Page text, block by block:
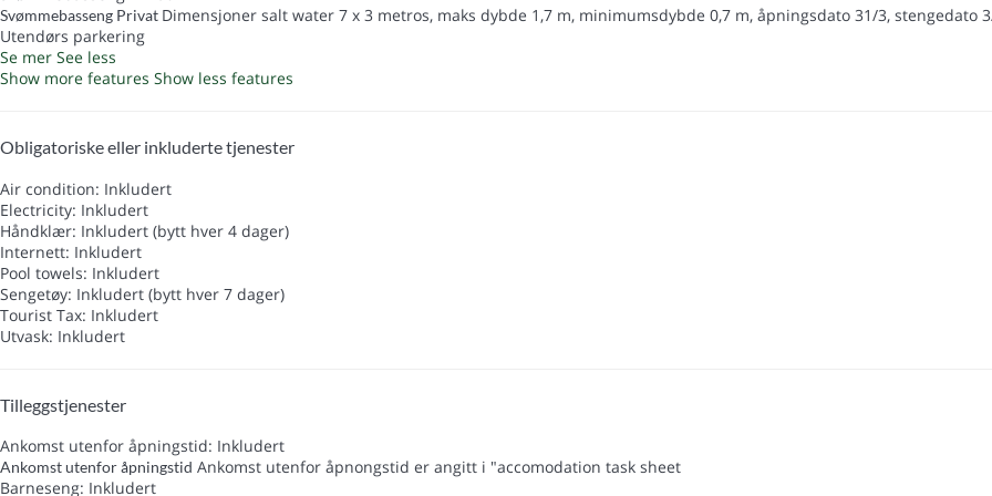
Svømmebasseng Privat Dimensjoner salt water 7 x 3 metros, maks dybde 1,7 m, minimumsdybde 0,7 m, åpningsdato 31/3, stengedato
Utendørs parkering
Se mer See less
Show more features Show less features
Obligatoriske eller inkluderte tjenester
Air condition: Inkludert
Electricity: Inkludert
Håndklær: Inkludert (bytt hver 4 dager)
Internett: Inkludert
Pool towels: Inkludert
Sengetøy: Inkludert (bytt hver 7 dager)
Tourist Tax: Inkludert
Utvask: Inkludert
Tilleggstjenester
Ankomst utenfor åpningstid: Inkludert
Ankomst utenfor åpningstid Ankomst utenfor åpnongstid er angitt i "accomodation task sheet
Barneseng: Inkludert